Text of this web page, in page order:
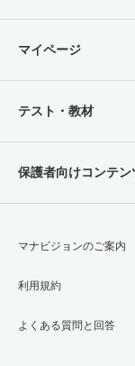
マイページ
テスト・教材
保護者向けコンテン
マナビジョンのご案内
利用規約
よくある質問と回答